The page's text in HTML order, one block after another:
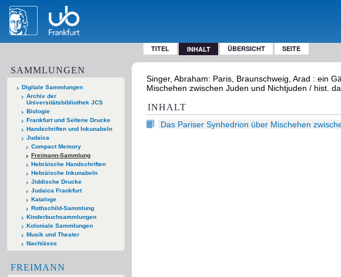
TITEL INHALT ÜBERSICHT SEITE
SAMMLUNGEN
Digitale Sammlungen
Archiv der
Universitätsbibliothek JCS
Biologie
Frankfurt und Seltene Drucke
Handschriften und Inkunabeln
Judaica
Compact Memory
Freimann-Sammlung
Hebräische Handschriften
Hebräische Inkunabeln
Jiddische Drucke
Judaica Frankfurt
Kataloge
Rothschild-Sammlung
Kinderbuchsammlungen
Koloniale Sammlungen
Musik und Theater
Nachlässe
FREIMANN
Singer, Abraham: Paris, Braunschweig, Arad : ein
Mischehen zwischen Juden und Nichtjuden / hist.
INHALT
Das Pariser Synhedrion über Mischehen